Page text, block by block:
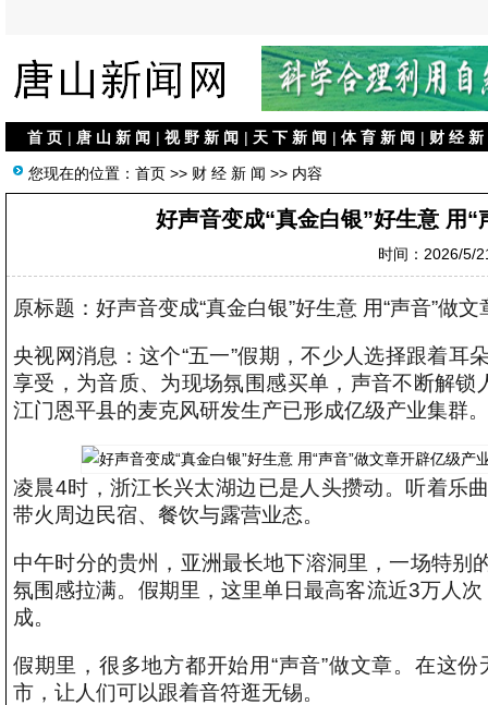
首 页 | 唐 山 新 闻 | 视 野 新 闻 | 天 下 新 闻 | 体 育 新 闻 | 财 经 新
您现在的位置： 首页 >> 财 经 新 闻 >> 内容
好声音变成“真金白银”好生意 用
时间：2026/5/
原标题：好声音变成“真金白银”好生意 用“声音”做
央视网消息：这个“五一”假期，不少人选择跟着
享受，为音质、为现场氛围感买单，声音不断解锁
江门恩平县的麦克风研发生产已形成亿级产业集群。
凌晨4时，浙江长兴太湖边已是人头攒动。听着乐
带火周边民宿、餐饮与露营业态。
中午时分的贵州，亚洲最长地下溶洞里，一场特别
氛围感拉满。假期里，这里单日最高客流近3万人
成。
假期里，很多地方都开始用“声音”做文章。在这
市，让人们可以跟着音符逛无锡。